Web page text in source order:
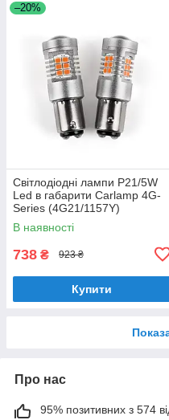
–20%
Світлодіодні лампи P21/5W
Led в габарити Carlamp 4G-
Series (4G21/1157Y)
В наявності
738 ₴ 923 ₴
Купити
Про нас
95% позитивних з 574